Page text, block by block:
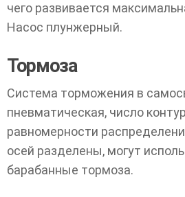
чего развивается
Насос плунжерный.
Тормоза
Система торможения в
пневматическая, число
равномерности
осей разделены, могут
барабанные тормоза.